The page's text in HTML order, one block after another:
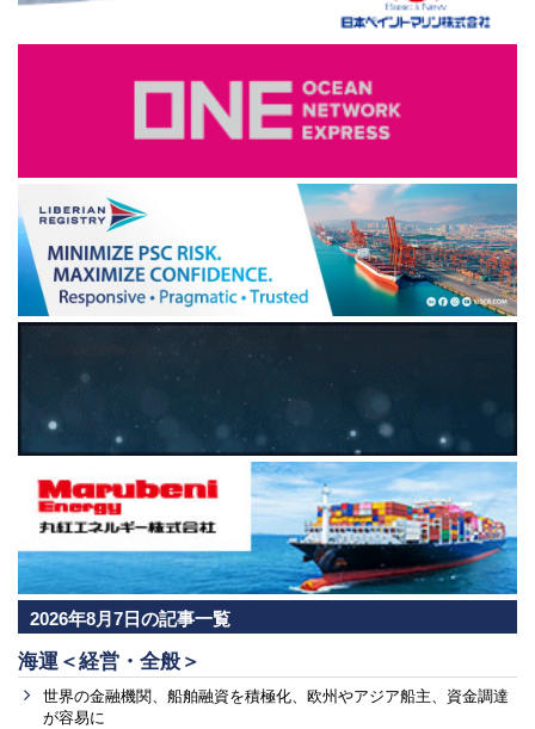
2026年8月7日の記事一覧
海運＜経営・全般＞
世界の金融機関、船舶融資を積極化、欧州やアジア船主、資金調達
が容易に